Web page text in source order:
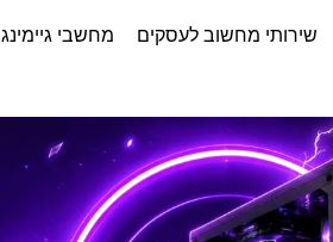
שירותי מחשוב לעסקים מחשבי גיימינג